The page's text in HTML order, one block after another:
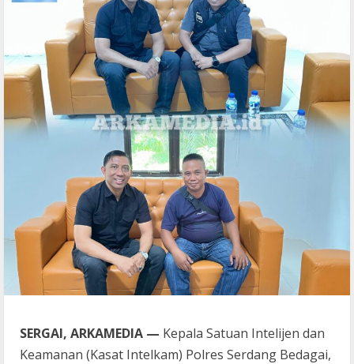
SERGAI, ARKAMEDIA — Kepala Satuan Intelijen dan
Keamanan (Kasat Intelkam) Polres Serdang Bedagai,